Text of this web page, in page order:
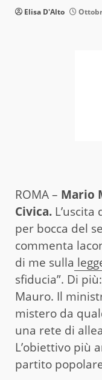
Elisa D'Alto
ROMA – Mario
Civica.
per bocca del
commenta
di me sulla
sfiducia”. Di
Mauro. Il
mistero da
una rete di
L’obiettivo più
partito